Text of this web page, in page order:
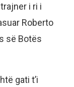
i ri i
Roberto
së Botës
gati t’i